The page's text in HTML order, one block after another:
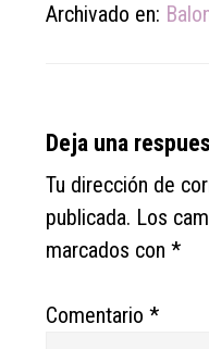
Archivado en:
Reader
Interactions
Deja una
Tu dirección de
publicada. Los
marcados con*
Comentario*